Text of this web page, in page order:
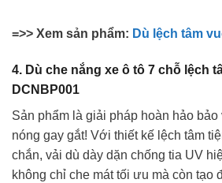
=>> Xem sản phẩm: Dù lệch tâm
4. Dù che nắng xe ô tô 7 chỗ lệch
DCNBP001
Sản phẩm là giải pháp hoàn hảo
nóng gay gắt! Với thiết kế lệch tâm
chắn, vải dù dày dặn chống tia UV
không chỉ che mát tối ưu mà còn tạo